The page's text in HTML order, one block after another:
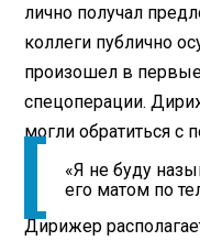
лично получал
коллеги публично
произошел в
спецоперации.
могли обратиться с
«Я не буду
его матом по
Дирижер